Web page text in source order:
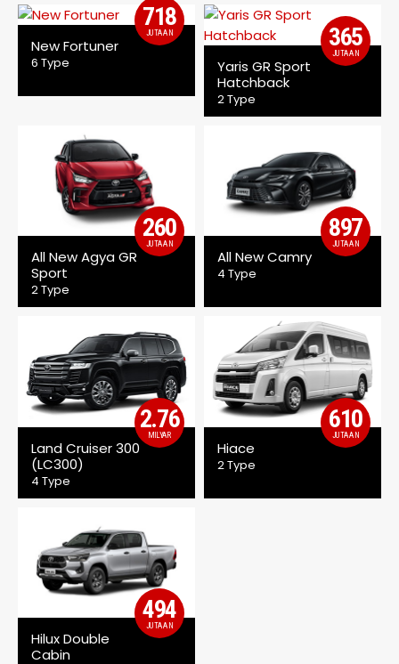
718
JUTAAN
New Fortuner
6 Type
365
JUTAAN
Yaris GR Sport
Hatchback
2 Type
260
JUTAAN
All New Agya GR
Sport
2 Type
897
JUTAAN
All New Camry
4 Type
2.76
MILYAR
Land Cruiser 300
(LC300)
4 Type
610
JUTAAN
Hiace
2 Type
494
JUTAAN
Hilux Double
Cabin